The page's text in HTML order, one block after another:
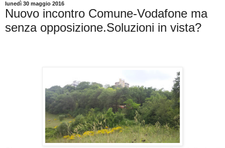
lunedì 30 maggio 2016
Nuovo incontro Comune-Vodafone ma
senza opposizione.Soluzioni in vista?